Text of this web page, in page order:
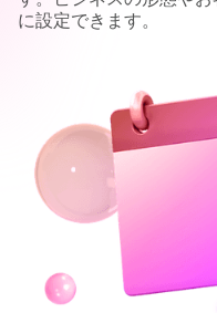
に設定できます。